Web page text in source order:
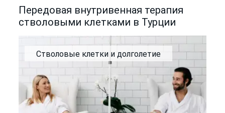
Передовая внутривенная терапия
стволовыми клетками в Турции
Стволовые клетки и долголетие